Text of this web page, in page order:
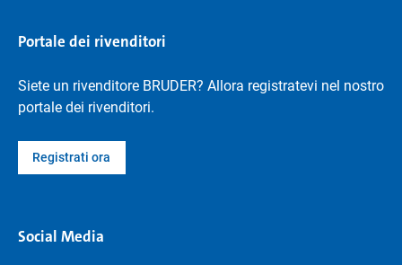
Portale dei rivenditori
Siete un rivenditore BRUDER? Allora registratevi nel nostro
portale dei rivenditori.
Registrati ora
Social Media